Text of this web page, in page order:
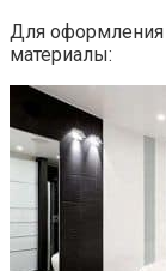
Для оформления
материалы: